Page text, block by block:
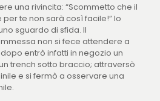
una rivincita: “Scommetto che il
te non sarà così facile!” lo
sguardo di sfida. Il
non si fece attendere a
entrò infatti in negozio un
trench sotto braccio; attraversò
e si fermò a osservare una